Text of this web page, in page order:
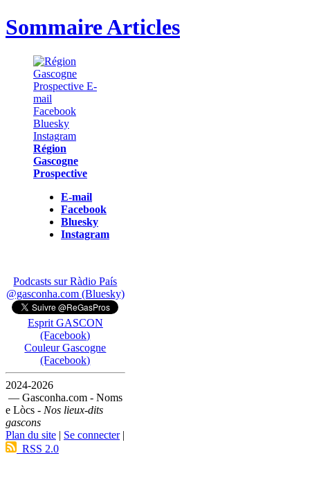
Sommaire Articles
Région
Gascogne
Prospective
E-mail
Facebook
Bluesky
Instagram
Podcasts sur Ràdio País
@gasconha.com (Bluesky)
Esprit GASCON
(Facebook)
Couleur Gascogne
(Facebook)
2024-2026
— Gasconha.com - Noms
e Lòcs - Nos lieux-dits
gascons
Plan du site | Se connecter|
RSS 2.0